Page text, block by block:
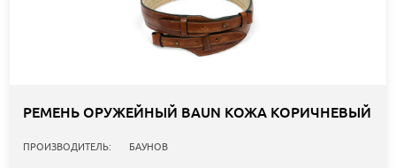
РЕМЕНЬ ОРУЖЕЙНЫЙ BAUN КОЖА КОРИЧНЕВЫЙ
ПРОИЗВОДИТЕЛЬ: БАУНОВ